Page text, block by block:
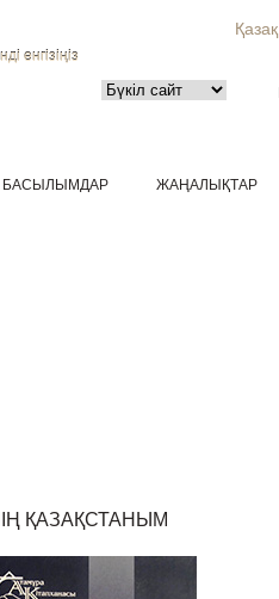
Қазақ
енгізіңіз
БАСЫЛЫМДАР ЖАҢАЛЫҚТАР
ҚАЗАҚСТАНЫМ